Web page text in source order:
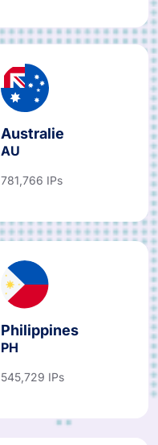
Australie
AU
781,766 IPs
Philippines
PH
545,729 IPs